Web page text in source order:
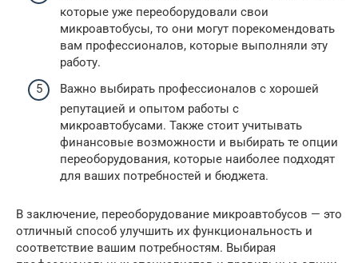
которые уже переоборудовали свои
микроавтобусы, то они могут порекомендовать
вам профессионалов, которые выполняли эту
работу.
Важно выбирать профессионалов с хорошей
репутацией и опытом работы с
микроавтобусами. Также стоит учитывать
финансовые возможности и выбирать те опции
переоборудования, которые наиболее подходят
для ваших потребностей и бюджета.
В заключение, переоборудование микроавтобусов — это
отличный способ улучшить их функциональность и
соответствие вашим потребностям. Выбирая